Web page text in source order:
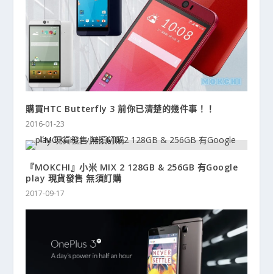
購買HTC Butterfly 3 前你已清楚的幾件事！！
2016-01-23
『MOKCHI』小米 MIX 2 128GB & 256GB 有Google
play 現貨發售 無須訂購
2017-09-17